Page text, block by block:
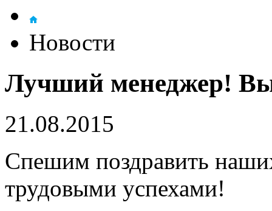
Новости
Лучший менеджер!
21.08.2015
Спешим поздравить
трудовыми успехами!